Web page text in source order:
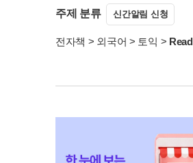
주제 분류 신간알림 신청
전자책 > 외국어 > 토익 >